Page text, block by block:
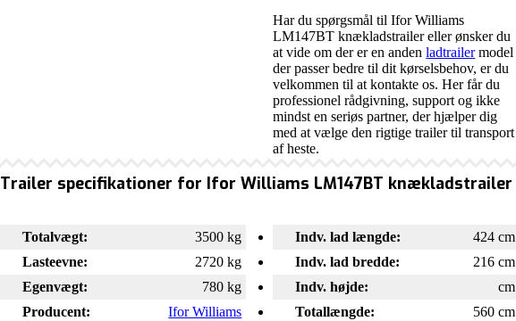
Har du spørgsmål til Ifor Williams
LM147BT knækladstrailer eller ønsker du
at vide om der er en andenladtrailermodel
der passer bedre til dit kørselsbehov, er du
velkommen til at kontakte os. Her får du
professionel rådgivning, support og ikke
mindst en seriøs partner, der hjælper dig
med at vælge den rigtige trailer til transport
af heste.
Trailer specifikationer for Ifor Williams LM147BT knækladstrailer
Totalvægt:
3500 kg
Lasteevne:
2720 kg
Egenvægt:
780 kg
Producent:
Ifor Williams
Indv. lad længde:
424 cm
Indv. lad bredde:
216 cm
Indv. højde:
cm
Totallængde:
560 cm